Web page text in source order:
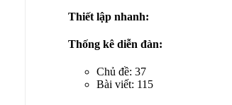
Thiết lập nhanh:
Thống kê diễn đàn:
Chủ đề: 37
Bài viết: 115